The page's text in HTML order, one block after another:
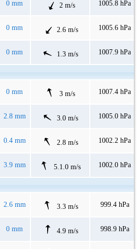
0 mm 2 m/s 1005.8 hPa
0 mm 2.6 m/s 1005.6 hPa
0 mm 1.3 m/s 1007.9 hPa
0 mm 3 m/s 1007.4 hPa
2.8 mm 3.0 m/s 1005.0 hPa
0.4 mm 2.8 m/s 1002.2 hPa
3.9 mm 5.1.0 m/s 1002.0 hPa
2.6 mm 3.3 m/s 999.4 hPa
0 mm 4.9 m/s 998.9 hPa